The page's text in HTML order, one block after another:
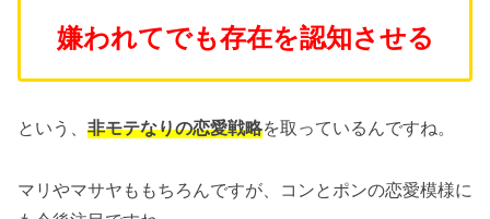
嫌われてでも存在を認知させる
という、 非モテなりの恋愛戦略を取っているんですね。
マリやマサヤももちろんですが、コンとポンの恋愛模様に